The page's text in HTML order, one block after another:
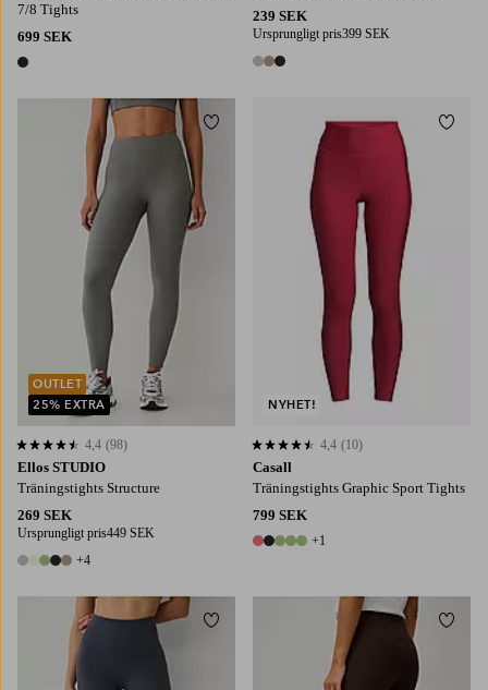
7/8 Tights
699 SEK
1 färg
239 SEK
Ursprungligt pris399 SEK
3 färger
Ellos STUDIO
Träningstights Structure
269 SEK
Ursprungligt pris449 SEK
9 färger
+4
4,4 baserat på 98 st betyg
4,4 (98)
OUTLET
25% EXTRA
Lägg till i favoriter
Casall
Träningstights Graphic Sport Tights
799 SEK
6 färger
+1
4,4 baserat på 10 st betyg
4,4 (10)
NYHET!
Lägg till i favoriter